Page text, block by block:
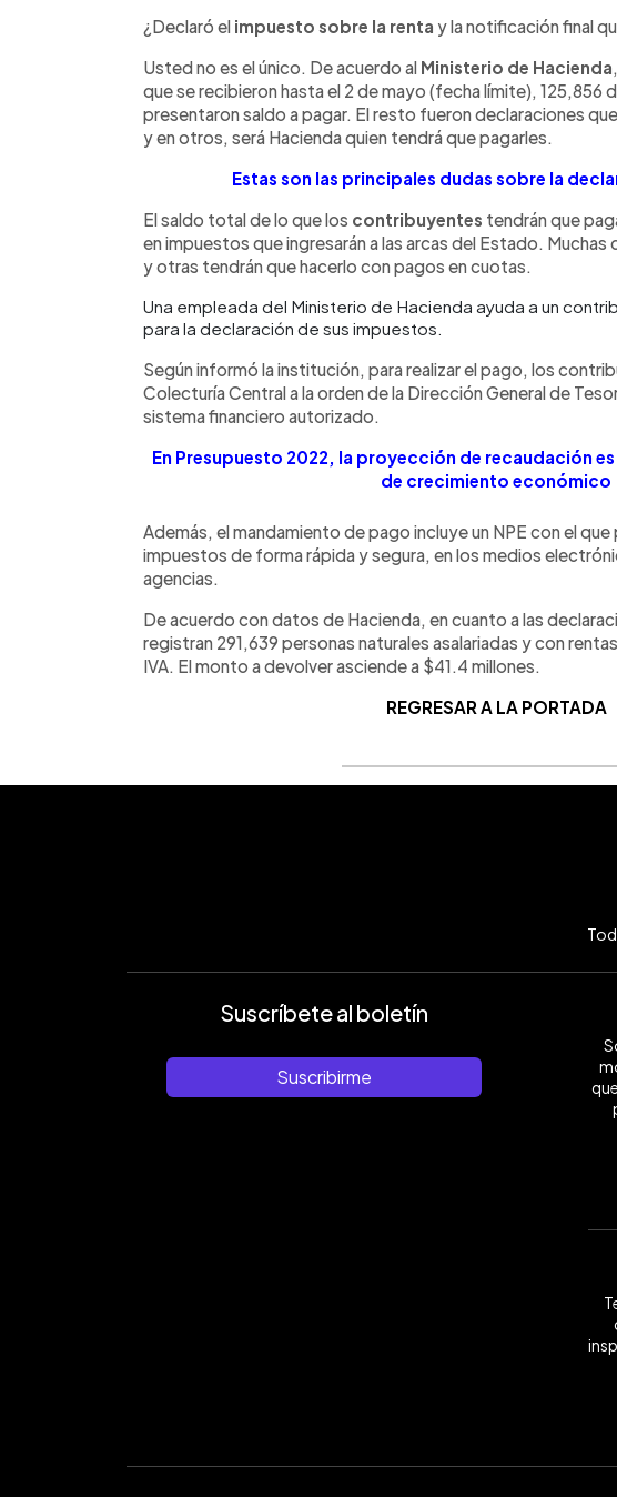
► Escuchar artículo
¿Declaró el impuesto sobre la renta y la notificación final
Usted no es el único. De acuerdo al Ministerio de Hacienda
que se recibieron hasta el 2 de mayo (fecha límite), 125,856
presentaron saldo a pagar. El resto fueron declaraciones
y en otros, será Hacienda quien tendrá que pagarles.
Estas son las principales dudas sobre la
El saldo total de lo que los contribuyentes tendrán que
en impuestos que ingresarán a las arcas del Estado. Muchas
y otras tendrán que hacerlo con pagos en cuotas.
Una empleada del Ministerio de Hacienda ayuda a un
para la declaración de sus impuestos.
Según informó la institución, para realizar el pago, los
Colecturía Central a la orden de la Dirección General de
sistema financiero autorizado.
En Presupuesto 2022, la proyección de recaudación
de crecimiento económico
Además, el mandamiento de pago incluye un NPE con el que
impuestos de forma rápida y segura, en los medios
agencias.
De acuerdo con datos de Hacienda, en cuanto a las
registran 291,639 personas naturales asalariadas y con
IVA. El monto a devolver asciende a $41.4 millones.
REGRESAR A LA PORTADA
Suscríbete al boletín
Suscribirme